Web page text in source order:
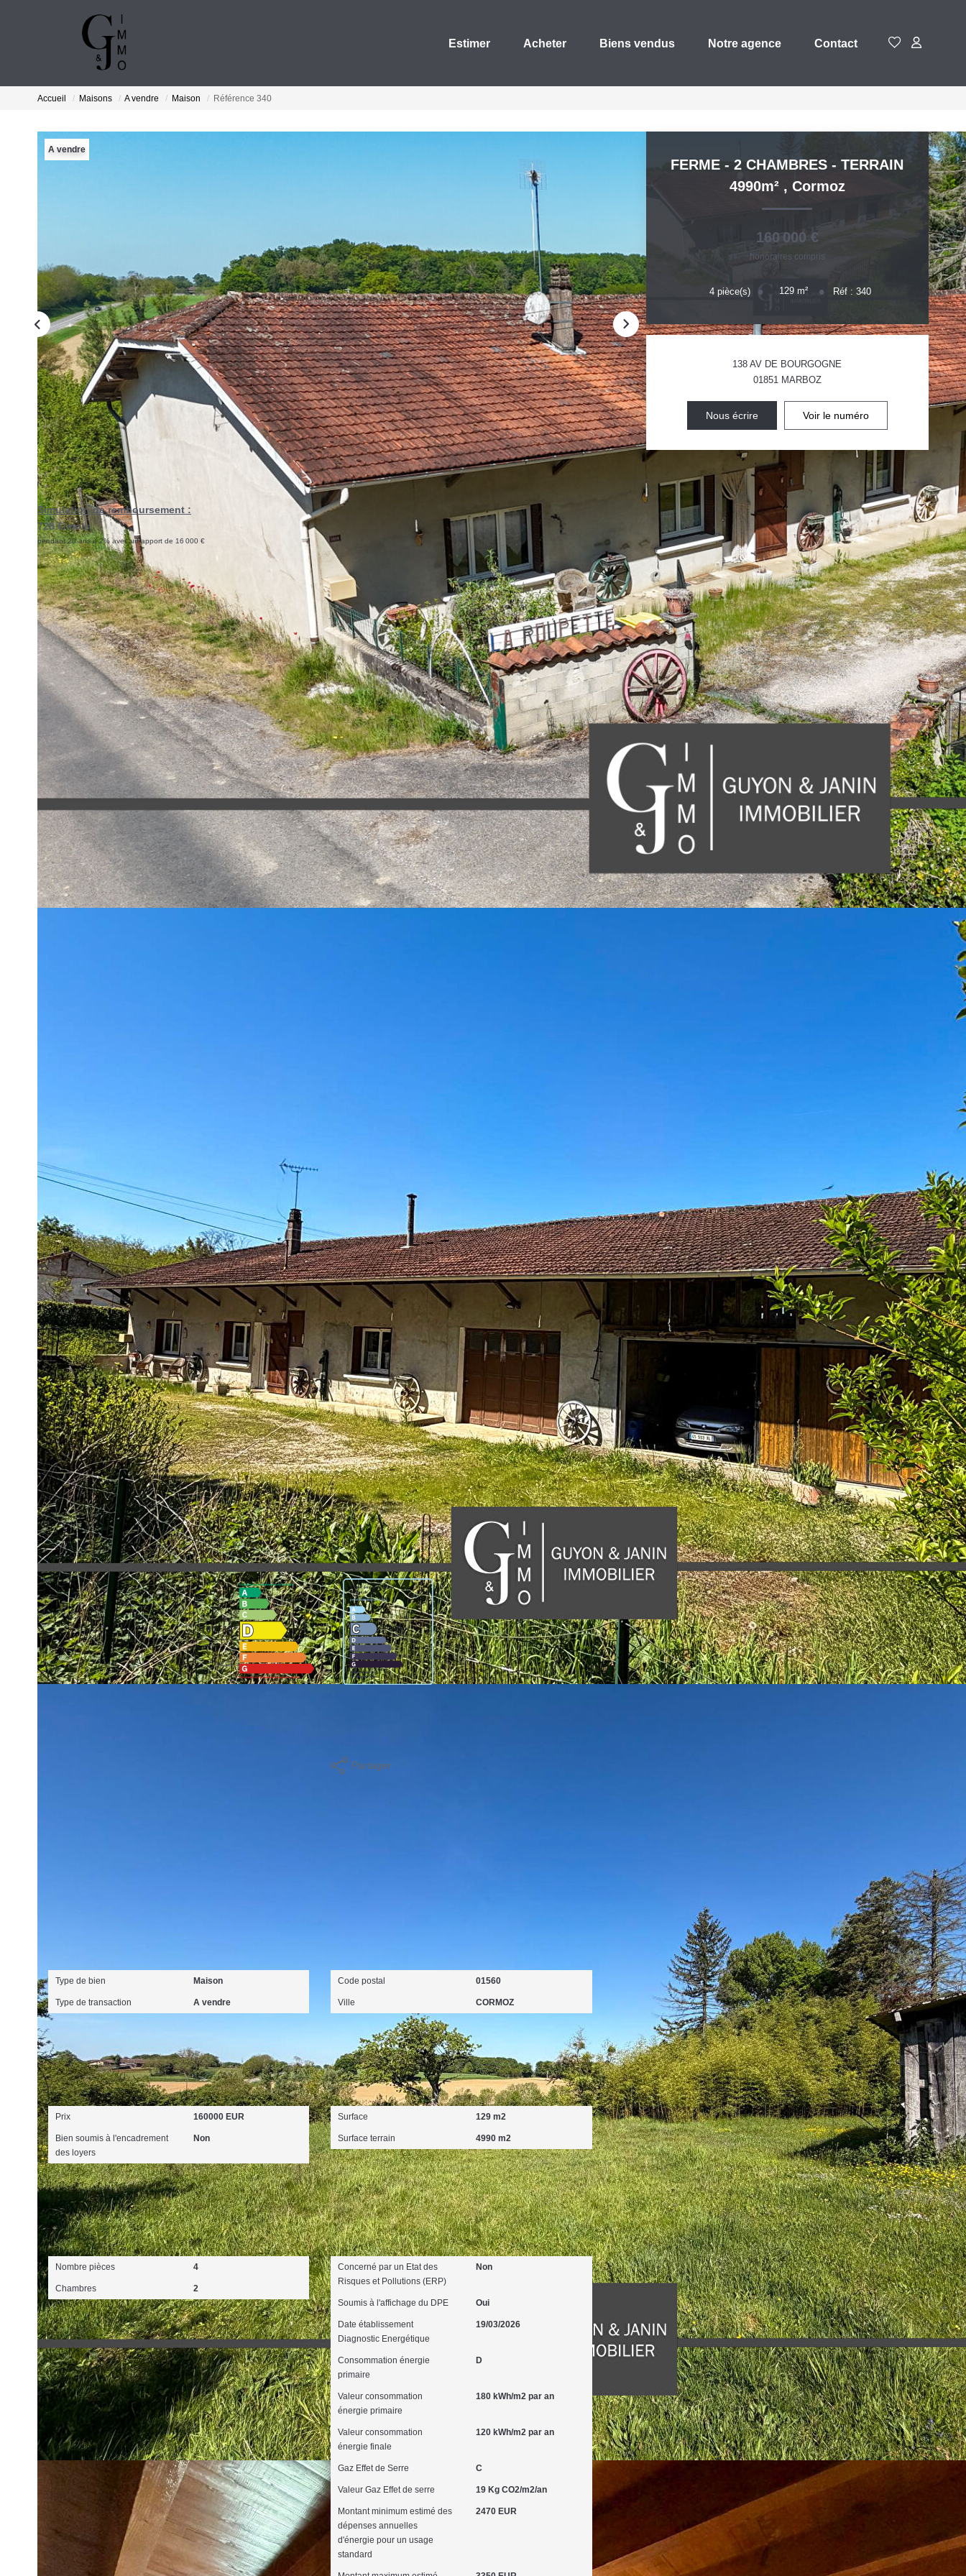
Estimer Acheter Biens vendus Notre agence Contact
Accueil Maisons A vendre Maison Référence 340
A vendre
Simulation de remboursement :
728 €/mois
pendant 20 ans à 2% avec un apport de 16 000 €
Description
Réf : 340
À VENDRE - Maison avec fort potentiel sur grand terrain à Cormoz (01560)
Située à Cormoz, cette maison de 129 m² habitables vous séduira par ses volumes généreux et son environnement calme et
verdoyant.
Un emplacement idéal
La commune de Cormoz offre un cadre de vie agréable avec école primaire sur place, idéal pour les familles, une proximité
des commodités (commerces, maison médicale, ...) et un accès rapide aux grands axes et à l'autoroute (liaisons faciles vers
Lyon et Genève)
Une maison aux beaux volumes
Cette maison 4 pièces se compose de :
Un terrain rare de près de 5 000 m² !
Profitez d'un superbe terrain de 4 990 m², parfait pour les amoureux de nature, les projets extérieurs ou les activités
artisanales.
Côté technique :
- Pompe à chaleur Air/Eau (2018) + chaudière gaz avec citerne enterrée qui prend le relais automatiquement en cas de grand
froid
- Eau chaude via PAC et chaudière
- Menuiseries PVC double vitrage (2010)
- VMC simple flux
- Assainissement individuel non conforme
Quelques travaux sont à prévoir, mais le potentiel et la surface en font une excellente opportunité !
Ne laissez pas passer cette opportunité à fort potentiel.
**Honoraires à la charge du vendeur
Diagnostics énergétiques
Partager
Type de bien Maison
Type de transaction A vendre
Code postal 01560
Ville CORMOZ
Aspects financiers
Prix 160000 EUR
Bien soumis à l'encadrement
des loyers
Non
Surfaces
Surface 129 m2
Surface terrain 4990 m2
Intérieur
Nombre pièces 4
Chambres 2
Diagnostics
Concerné par un Etat des
Risques et Pollutions (ERP)
Non
Soumis à l'affichage du DPE Oui
Date établissement
Diagnostic Energétique
19/03/2026
Consommation énergie
primaire
D
Valeur consommation
énergie primaire
180 kWh/m2 par an
Valeur consommation
énergie finale
120 kWh/m2 par an
Gaz Effet de Serre C
Valeur Gaz Effet de serre 19 Kg CO2/m2/an
Montant minimum estimé des
dépenses annuelles
d'énergie pour un usage
standard
2470 EUR
FERME - 2 CHAMBRES - TERRAIN
4990m² , Cormoz
160 000 €
honoraires compris
4 pièce(s) 129 m² Réf : 340
138 AV DE BOURGOGNE
01851 MARBOZ
Nous écrire Voir le numéro